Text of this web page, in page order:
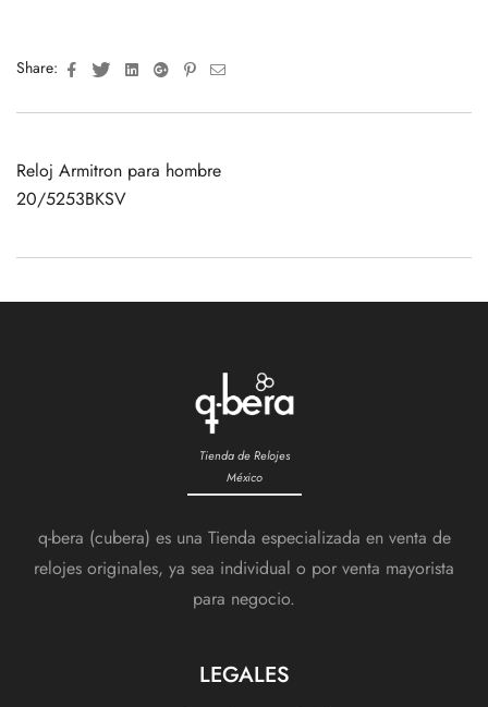
Share: FacebookTwitterLinkedinGoogle+Pinterest
Email
Reloj Armitron para hombre
20/5253BKSV
Tienda de Relojes
México
q-bera (cubera) es una Tienda especializada en venta de
relojes originales, ya sea individual o por venta mayorista
para negocio.
LEGALES